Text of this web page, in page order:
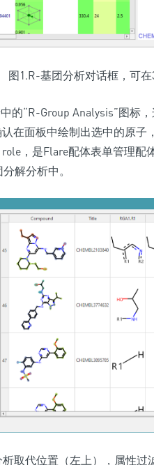
图1.R-基团分析对话框，可
的“R-Group Analysis”图标
在面板中绘制出选中的原子
，是Flare配体表单管理配
解分析中。
取代位置（左上），属性